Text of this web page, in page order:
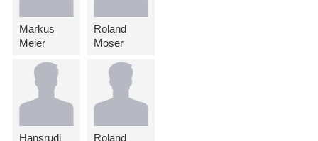
Markus
Meier
Hansrudi
Roland
Moser
Roland